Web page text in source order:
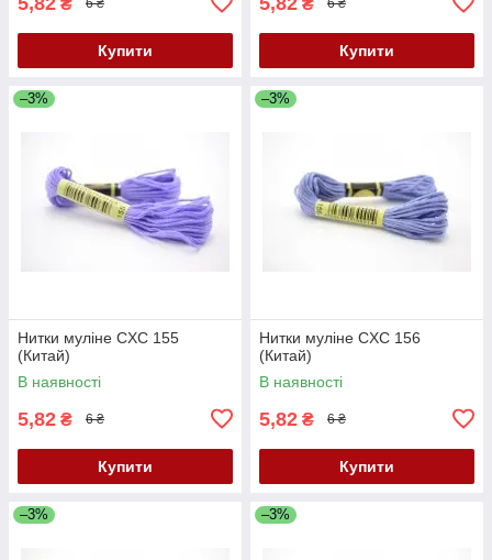
6 ₴
Купити
6 ₴
Купити
–3%
Нитки муліне CXC 155
(Китай)
В наявності
5,82 ₴ 6 ₴
Купити
–3%
Нитки муліне CXC 156
(Китай)
В наявності
5,82 ₴ 6 ₴
Купити
–3% –3%